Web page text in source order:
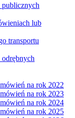
publicznych
lub
transportu
na rok 2022
na rok 2023
na rok 2024
na rok 2025